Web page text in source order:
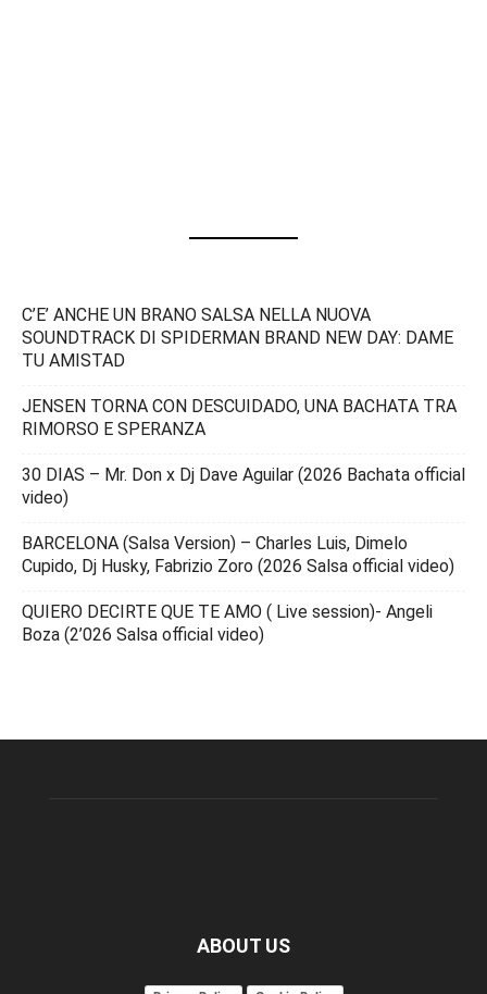
C’E’ ANCHE UN BRANO SALSA NELLA NUOVA
SOUNDTRACK DI SPIDERMAN BRAND NEW DAY: DAME
TU AMISTAD
JENSEN TORNA CON DESCUIDADO, UNA BACHATA TRA
RIMORSO E SPERANZA
30 DIAS – Mr. Don x Dj Dave Aguilar (2026 Bachata official
video)
BARCELONA (Salsa Version) – Charles Luis, Dimelo
Cupido, Dj Husky, Fabrizio Zoro (2026 Salsa official video)
QUIERO DECIRTE QUE TE AMO ( Live session)- Angeli
Boza (2’026 Salsa official video)
ABOUT US